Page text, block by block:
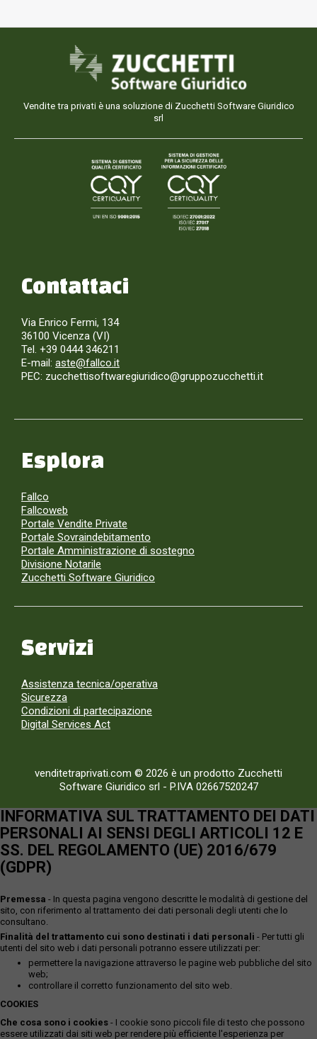
Vendite tra privati è una soluzione di Zucchetti Software Giuridico
srl
Contattaci
Via Enrico Fermi, 134
36100 Vicenza (VI)
Tel. +39 0444 346211
E-mail: aste@fallco.it
PEC: zucchettisoftwaregiuridico@gruppozucchetti.it
Esplora
Fallco
Fallcoweb
Portale Vendite Private
Portale Sovraindebitamento
Portale Amministrazione di sostegno
Divisione Notarile
Zucchetti Software Giuridico
Servizi
Assistenza tecnica/operativa
Sicurezza
Condizioni di partecipazione
Digital Services Act
venditetraprivati.com © 2026 è un prodotto Zucchetti
Software Giuridico srl - P.IVA 02667520247
INFORMATIVA SUL TRATTAMENTO DEI DATI
PERSONALI AI SENSI DEGLI ARTICOLI 12 E
SS. DEL REGOLAMENTO (UE) 2016/679
(GDPR)
Premessa - In questa pagina vengono descritte le modalità di gestione del
sito, con riferimento al trattamento dei dati personali degli utenti che lo
consultano.
Finalità del trattamento cui sono destinati i dati personali - Per tutti gli
utenti del sito web i dati personali potranno essere utilizzati per:
permettere la navigazione attraverso le pagine web pubbliche del sito
web;
controllare il corretto funzionamento del sito web.
COOKIES
Che cosa sono i cookies - I cookie sono piccoli file di testo che possono
essere utilizzati dai siti web per rendere più efficiente l'esperienza per